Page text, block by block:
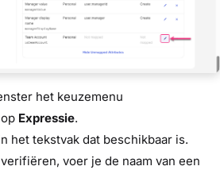
het keuzemenu
Expressie.
het tekstvak dat beschikbaar is.
voer je de naam van een